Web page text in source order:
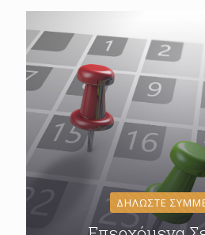
ΔΗΛΩΣΤΕ